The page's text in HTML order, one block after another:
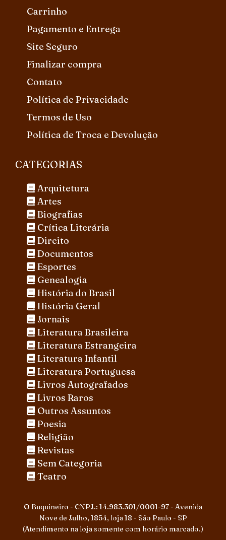
Carrinho
Pagamento e Entrega
Site Seguro
Finalizar compra
Contato
Política de Privacidade
Termos de Uso
Política de Troca e Devolução
CATEGORIAS
Arquitetura
Artes
Biografias
Crítica Literária
Direito
Documentos
Esportes
Genealogia
História do Brasil
História Geral
Jornais
Literatura Brasileira
Literatura Estrangeira
Literatura Infantil
Literatura Portuguesa
Livros Autografados
Livros Raros
Outros Assuntos
Poesia
Religião
Revistas
Sem Categoria
Teatro
O Buquineiro - CNPJ.: 14.983.301/0001-97 - Avenida
Nove de Julho, 1854, loja 18 - São Paulo - SP
(Atendimento na loja somente com horário marcado.)